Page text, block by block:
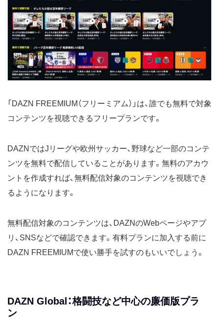
「DAZN FREEMIUM（フリーミアム）」は、誰でも無料で対象
コンテンツを視聴できるフリープランです。
DAZNではJリーグや欧州サッカー、野球など一部のコンテ
ンツを無料で配信していることがあります。無料のアカウ
ントを作成すれば、無料配信対象のコンテンツを視聴でき
るようになります。
無料配信対象のコンテンツは、DAZNのWebページやアプ
リ、SNSなどで確認できます。有料プランに加入する前に
DAZN FREEMIUMで使い勝手を試すのもいいでしょう。
DAZN Global：格闘技など中心の廉価版プラ
ン